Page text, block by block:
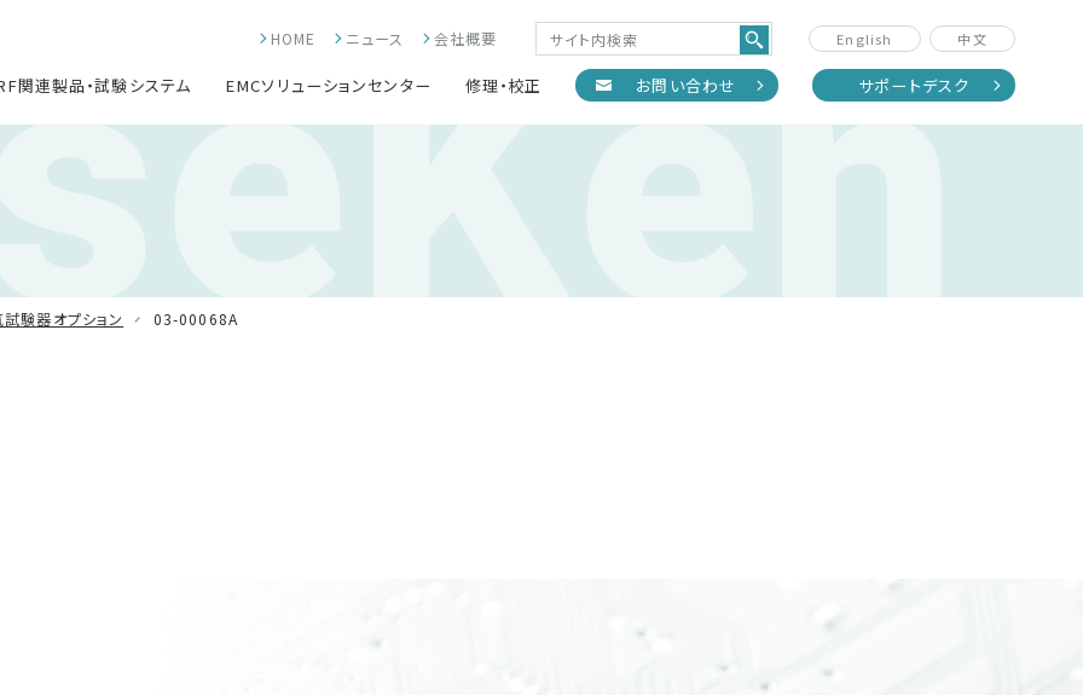
関連製品・試験システム EMCソリューションセンター 修理・校正 お問い合わせ サポートデスク
HOME ニュース 会社概要 English 中文
験器オプション 03-00068A